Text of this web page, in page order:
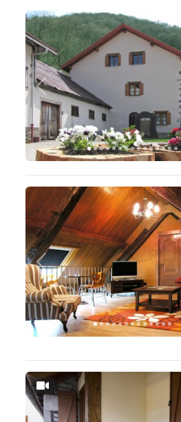
Anterior
Anterior